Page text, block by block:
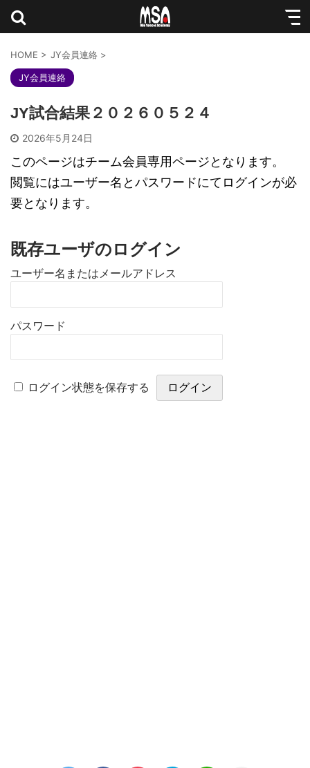
HOME > JY会員連絡 >
JY会員連絡
JY試合結果２０２６０５２４
2026年5月24日
このページはチーム会員専用ページとなります。
閲覧にはユーザー名とパスワードにてログインが必
要となります。
既存ユーザのログイン
ユーザー名またはメールアドレス
パスワード
ログイン状態を保存する